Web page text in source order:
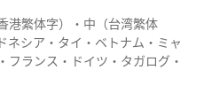
港繁体字）・中（台湾繁体
ネシア・タイ・ベトナム・ミャ
フランス・ドイツ・タガログ・